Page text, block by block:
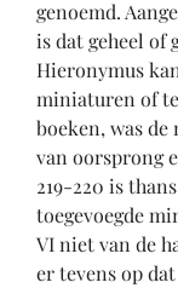
genoemd.
is dat geheel of
Hieronymus
miniaturen of
boeken, was
van oorsprong
219-220 is
toegevoegde
VI niet van de
er tevens op